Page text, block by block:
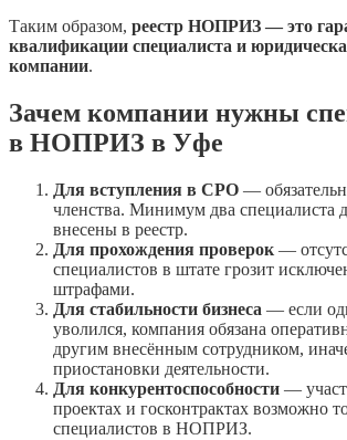
Таким образом, реестр НОПРИЗ — это
квалификации специалиста и
компании.
Зачем компании нужны
в НОПРИЗ в Уфе
Для вступления в СРО —
членства. Минимум два специалиста
внесены в реестр.
Для прохождения проверок —
специалистов в штате грозит
штрафами.
Для стабильности бизнеса — если
уволился, компания обязана
другим внесённым сотрудником,
приостановки деятельности.
Для конкурентоспособности —
проектах и госконтрактах возможно
специалистов в НОПРИЗ.